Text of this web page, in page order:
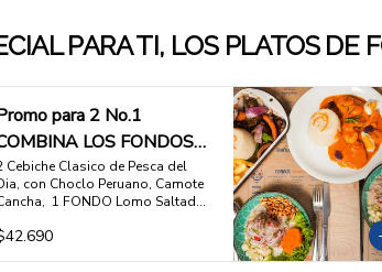
PARA TI, LOS PLATOS DE
para 2 No.1
LOS FONDOS
TU ELECCION
Cebiche Clasico de Pesca del
con Choclo Peruano, Camote
1 FONDO Lomo Saltado
Picante de Camarones